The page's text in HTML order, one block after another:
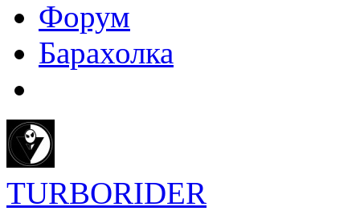
Форум
Барахолка
TURBORIDER